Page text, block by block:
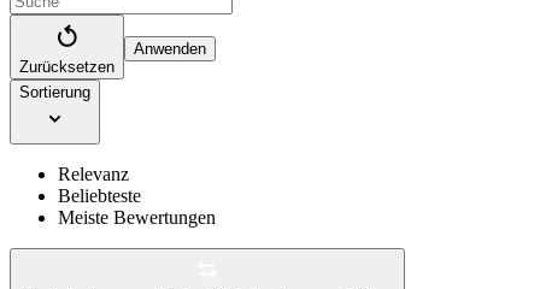
Zurücksetzen
Anwenden
Sortierung
Relevanz
Beliebteste
Meiste Bewertungen